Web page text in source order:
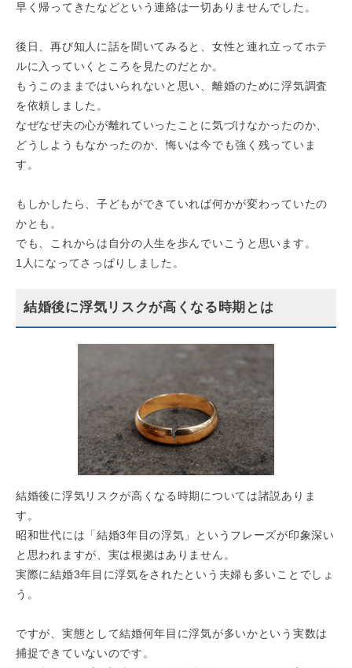
早く帰ってきたなどという連絡は一切ありませんでした。
後日、再び知人に話を聞いてみると、女性と連れ立ってホテ
ルに入っていくところを見たのだとか。
もうこのままではいられないと思い、離婚のために浮気調査
を依頼しました。
なぜなぜ夫の心が離れていったことに気づけなかったのか、
どうしようもなかったのか、悔いは今でも強く残っていま
す。
もしかしたら、子どもができていれば何かが変わっていたの
かとも。
でも、これからは自分の人生を歩んでいこうと思います。
1人になってさっぱりしました。
結婚後に浮気リスクが高くなる時期とは
結婚後に浮気リスクが高くなる時期については諸説ありま
す。
昭和世代には「結婚3年目の浮気」というフレーズが印象深い
と思われますが、実は根拠はありません。
実際に結婚3年目に浮気をされたという夫婦も多いことでしょ
う。
ですが、実態として結婚何年目に浮気が多いかという実数は
捕捉できていないのです。